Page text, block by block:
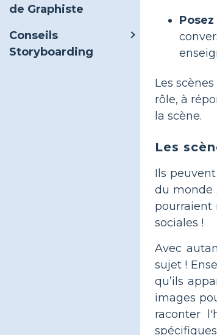
de Graphiste
Conseils
Storyboarding
Les
rôle, à
la scène.
Les
Ils
du monde
pourraient
sociales !
Avec
sujet !
qu’ils
images
raconter